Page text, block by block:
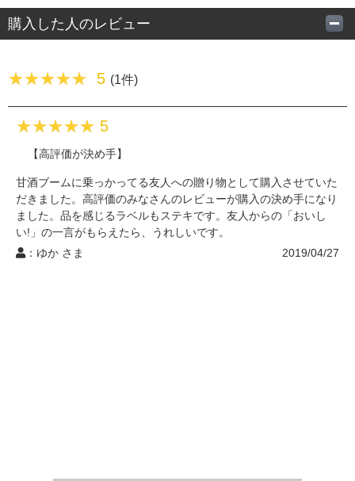
購入した人のレビュー
5 (1件)
5
【高評価が決め手】
甘酒ブームに乗っかってる友人への贈り物として購入させていた
だきました。高評価のみなさんのレビューが購入の決め手になり
ました。品を感じるラベルもステキです。友人からの「おいし
い!」の一言がもらえたら、うれしいです。
：ゆか さま
2019/04/27